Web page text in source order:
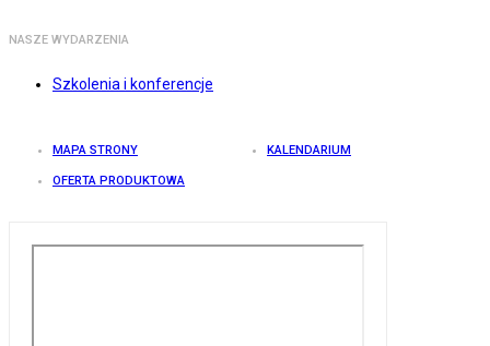
NASZE WYDARZENIA
Szkolenia i konferencje
MAPA STRONY KALENDARIUM
OFERTA PRODUKTOWA